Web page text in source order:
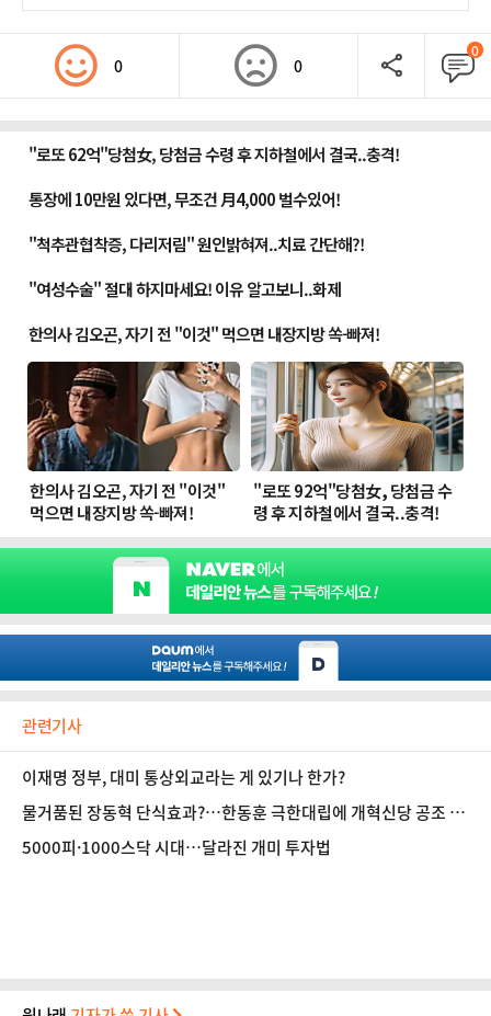
0 0
0
관련기사
이재명 정부, 대미 통상외교라는 게 있기나 한가?
물거품된 장동혁 단식효과?…한동훈 극한대립에 개혁신당 공조 냉
각
5000피·1000스닥 시대…달라진 개미 투자법